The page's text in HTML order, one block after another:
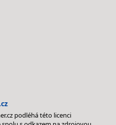
podléhá této licenci